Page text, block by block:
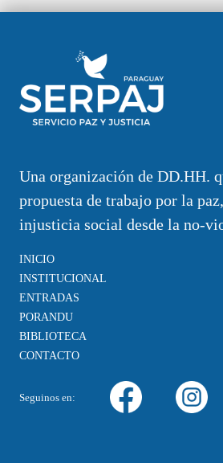
Una organización de DD.HH.
propuesta de trabajo por la
injusticia social desde la no-
INICIO
INSTITUCIONAL
ENTRADAS
PORANDU
BIBLIOTECA
CONTACTO
Seguinos en: